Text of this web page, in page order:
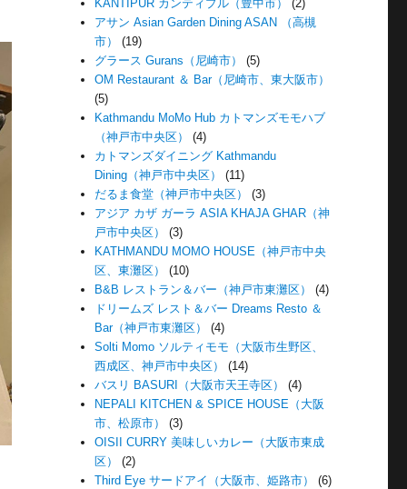
KANTIPUR カンティプル（豊中市）
(2)
アサン Asian Garden Dining ASAN （高槻
市）
(19)
グラース Gurans（尼崎市）
(5)
OM Restaurant ＆ Bar（尼崎市、東大阪市）
(5)
Kathmandu MoMo Hub カトマンズモモハブ
（神戸市中央区）
(4)
カトマンズダイニング Kathmandu
Dining（神戸市中央区）
(11)
だるま食堂（神戸市中央区）
(3)
アジア カザ ガーラ ASIA KHAJA GHAR（神
戸市中央区）
(3)
KATHMANDU MOMO HOUSE（神戸市中央
区、東灘区）
(10)
B&B レストラン＆バー（神戸市東灘区）
(4)
ドリームズ レスト＆バー Dreams Resto ＆
Bar（神戸市東灘区）
(4)
Solti Momo ソルティモモ（大阪市生野区、
西成区、神戸市中央区）
(14)
バスリ BASURI（大阪市天王寺区）
(4)
NEPALI KITCHEN & SPICE HOUSE（大阪
市、松原市）
(3)
OISII CURRY 美味しいカレー（大阪市東成
区）
(2)
Third Eye サードアイ（大阪市、姫路市）
(6)